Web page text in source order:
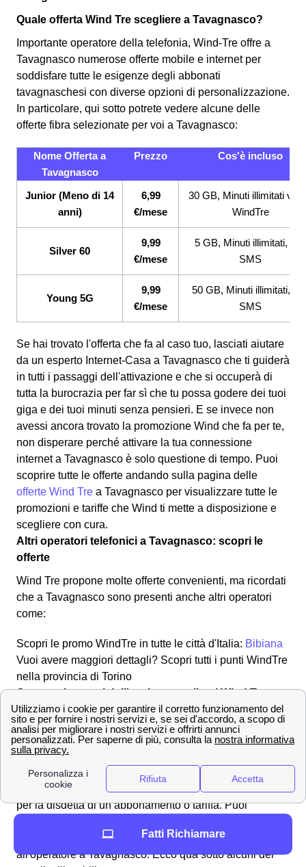
Quale offerta Wind Tre scegliere a Tavagnasco?
Importante operatore della telefonia, Wind-Tre offre a
Tavagnasco numerose offerte mobile e internet per
soddisfare tutte le esigenze degli abbonati
tavagnaschesi con diverse opzioni di personalizzazione.
In particolare, qui sotto potrete vedere alcune delle
offerte fibra selezionate per voi a Tavagnasco:
Nome Offerta a
Tavagnasco
Prezzo Cos'è incluso
Junior (Meno di 14
anni)
6,99
€/mese
30 GB, Minuti illimitati
WindTre
Silver 60
9,99
€/mese
5 GB, Minuti illimitati, 200
SMS
Young 5G
9,99
€/mese
50 GB, Minuti illimitati,
SMS
Se hai trovato l'offerta che fa al caso tuo, lasciati aiutare
da un esperto Internet-Casa a Tavagnasco che ti guiderà
in tutti i passaggi dell'attivazione e che si occuperà di
tutta la burocrazia per far sì che tu possa godere dei tuoi
giga e dei tuoi minuti senza pensieri. E se invece non
avessi ancora trovato la promozione Wind che fa per te,
non disperare perché attivare la tua connessione
internet a Tavagnasco è solo questione di tempo. Puoi
scoprire tutte le offerte andando sulla pagina delle
offerte Wind Tre a Tavagnasco per visualizzare tutte le
promozioni e tariffe che Wind ti mette a disposizione e
scegliere con cura.
Altri operatori telefonici a Tavagnasco: scopri le
offerte
Wind Tre propone molte offerte convenienti, ma ricordati
che a Tavagnasco sono presenti anche altri operatori
come:
Scopri le promo WindTre in tutte le città d'Italia: Bibiana
Vuoi avere maggiori dettagli? Scopri tutti i punti WindTre
nella provincia di Torino
Contatta i numeri dell'assistenza clienti Wind Tre a
Tavagnasco
Effettuare una disdetta con Wind Tre a Tavagnasco
Come fare per disdire un contratto con Wind Tre a
Tavagnasco? L'operatore segue i suoi clienti
tavagnaschesi in tutte le operazioni necessarie, anche
per la disdetta di un abbonamento o tariffa. Puoi
l'importante è inviare una comunicazione per tempo
all'operatore a Tavagnasco.Ecco qua sotto alcuni dei
Fatti Richiamare